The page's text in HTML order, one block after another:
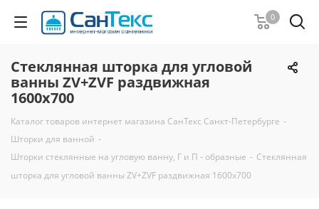
0
Стеклянная шторка для угловой
ванны ZV+ZVF раздвижная
1600x700
Каталог товаров интернет магазина СанТекс Санкт-Петербурге -
Шторки для ванной -
Шторки стеклянные на угловую ванну, Г и П - образные - Стеклянная
шторка для угловой ванны ZV+ZVF раздвижная 1600x700